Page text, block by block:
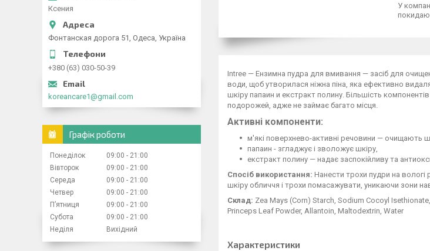
У
Intree — Ензимна пудра для вмивання — засіб для
води, щоб утворилася ніжна піна, яка ефективно
шкіру папаин и екстракт полину. Більшість
подорожей, адже не займає багато місця.
Активні компоненти:
м'які поверхнево-активні речовини — очищають
папаин - згладжує і зволожує шкіру,
екстракт полину — надає заспокійливу та
Спосіб використання: Нанести трохи пудри на
шкіру обличчя і трохи помасажувати, уникаючи зони
Склад: Zea Mays (Corn) Starch, Sodium Cocoyl
Princeps Leaf Powder, Allantoin, Maltodextrin, Water
Характеристики
Ксения
Фонтанская дорога 51, Одеса, Україна
+380 (63) 030-50-39
koreancare1@gmail.com
Графік роботи
Понеділок 09:00
21:00
Вівторок
09:00
21:00
Середа
09:00
21:00
Четвер
09:00
21:00
Пʼятниця
09:00
21:00
Субота
09:00
21:00
Неділя
Вихідний